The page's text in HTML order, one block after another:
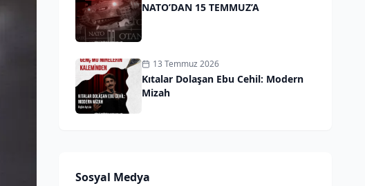
NATO’DAN 15 TEMMUZ’A
13 Temmuz 2026
Kıtalar Dolaşan Ebu Cehil: Modern
Mizah
Sosyal Medya